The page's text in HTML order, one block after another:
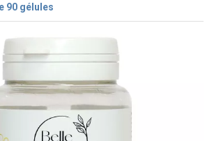
90 gélules